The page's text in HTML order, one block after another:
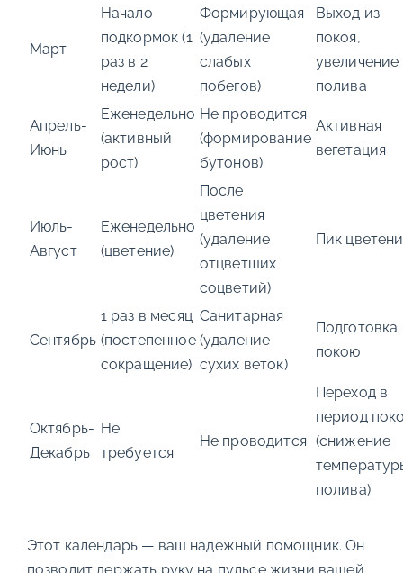
Март
Начало
подкормок (1
раз в 2
недели)
Формирующая
(удаление
слабых
побегов)
Выход из
покоя,
увеличение
полива
Апрель-
Июнь
Еженедельно
(активный
рост)
Не проводится
(формирование
бутонов)
Активная
вегетация
Июль-
Август
Еженедельно
(цветение)
После
цветения
(удаление
отцветших
соцветий)
Пик
Сентябрь
1 раз в месяц
(постепенное
сокращение)
Санитарная
(удаление
сухих веток)
Подготовка
покою
Октябрь-
Декабрь
Не
требуется
Не проводится
Переход в
период
(снижение
полива)
Этот календарь — ваш надежный помощник. Он